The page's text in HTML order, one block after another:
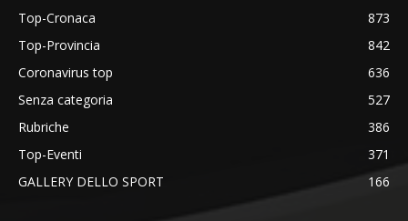
Top-Cronaca
873
Top-Provincia
842
Coronavirus top
636
Senza categoria
527
Rubriche
386
Top-Eventi
371
GALLERY DELLO SPORT
166